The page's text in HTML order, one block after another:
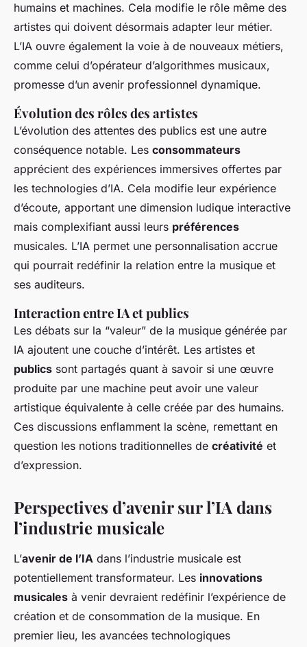
humains et machines. Cela modifie le rôle même des
artistes qui doivent désormais adapter leur métier.
L’IA ouvre également la voie à de nouveaux métiers,
comme celui d’opérateur d’algorithmes musicaux,
promesse d’un avenir professionnel dynamique.
Évolution des rôles des artistes
L’évolution des attentes des publics est une autre
conséquence notable. Les consommateurs
apprécient des expériences immersives offertes par
les technologies d’IA. Cela modifie leur expérience
d’écoute, apportant une dimension ludique interactive
mais complexifiant aussi leurs préférences
musicales. L’IA permet une personnalisation accrue
qui pourrait redéfinir la relation entre la musique et
ses auditeurs.
Interaction entre IA et publics
Les débats sur la “valeur” de la musique générée par
IA ajoutent une couche d’intérêt. Les artistes et
publics sont partagés quant à savoir si une œuvre
produite par une machine peut avoir une valeur
artistique équivalente à celle créée par des humains.
Ces discussions enflamment la scène, remettant en
question les notions traditionnelles de créativité et
d’expression.
Perspectives d’avenir sur l’IA dans
l’industrie musicale
L’avenir de l’IA dans l’industrie musicale est
potentiellement transformateur. Les innovations
musicales à venir devraient redéfinir l’expérience de
création et de consommation de la musique. En
premier lieu, les avancées technologiques